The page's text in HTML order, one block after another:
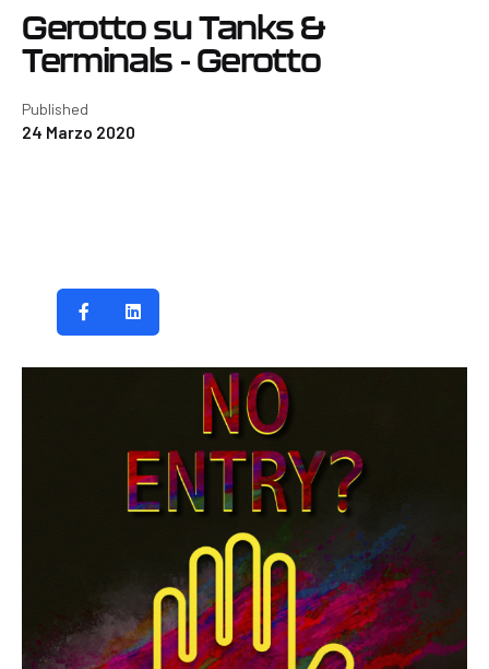
Gerotto su Tanks &
Terminals - Gerotto
Published
24 Marzo 2020